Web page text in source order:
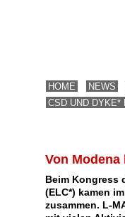
HOME NEWS
CSD UND DYKE*
Von
Beim Kongress
(ELC*) kamen
zusammen. L-